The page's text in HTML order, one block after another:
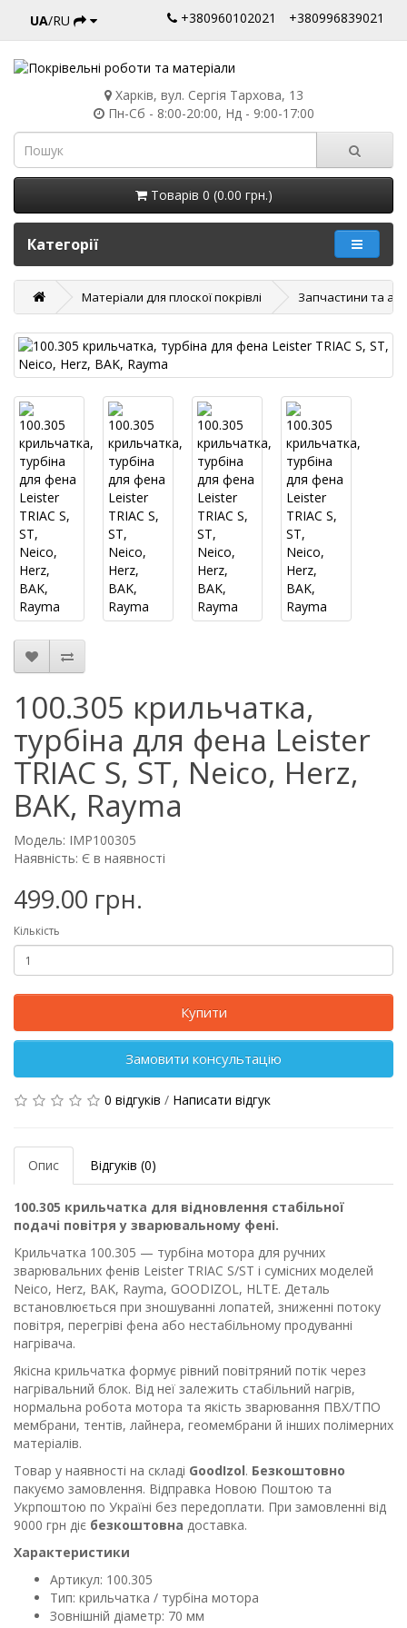
UA/RU +380960102021 +380996839021
Харків, вул. Сергія Тархова, 13
Пн-Сб - 8:00-20:00, Нд - 9:00-17:00
Товарів 0 (0.00 грн.)
Категорії
Матеріали для плоскої покрівлі Запчастини та
100.305 крильчатка,
турбіна для фена Leister
TRIAC S, ST, Neico, Herz,
BAK, Rayma
Модель: IMP100305
Наявність: Є в наявності
499.00 грн.
Кількість
Купити
Замовити консультацію
0 відгуків / Написати відгук
Опис Відгуків (0)
100.305 крильчатка для відновлення стабільної
подачі повітря у зварювальному фені.
Крильчатка 100.305 — турбіна мотора для ручних
зварювальних фенів Leister TRIAC S/ST і сумісних моделей
Neico, Herz, BAK, Rayma, GOODIZOL, HLTE. Деталь
встановлюється при зношуванні лопатей, зниженні потоку
повітря, перегріві фена або нестабільному продуванні
нагрівача.
Якісна крильчатка формує рівний повітряний потік через
нагрівальний блок. Від неї залежить стабільний нагрів,
нормальна робота мотора та якість зварювання ПВХ/ТПО
мембрани, тентів, лайнера, геомембрани й інших полімерних
матеріалів.
Товар у наявності на складі GoodIzol. Безкоштовно
пакуємо замовлення. Відправка Новою Поштою та
Укрпоштою по Україні без передоплати. При замовленні від
9000 грн діє безкоштовна доставка.
Характеристики
Артикул: 100.305
Тип: крильчатка / турбіна мотора
Зовнішній діаметр: 70 мм